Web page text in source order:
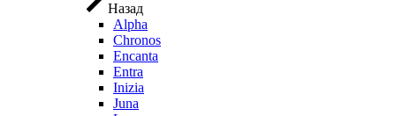
Назад
Alpha
Chronos
Encanta
Entra
Inizia
Juna